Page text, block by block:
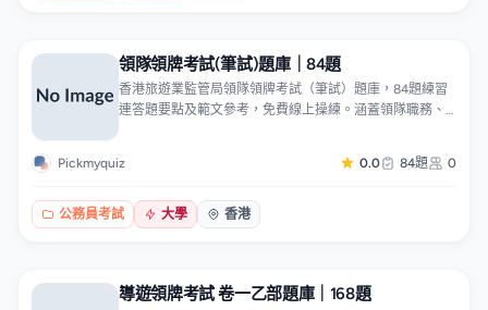
領隊領牌考試(筆試)題庫｜84題
香港旅遊業監管局領隊領牌考試（筆試）題庫，84題練習
連答題要點及範文參考，免費線上操練。涵蓋領隊職務、
式操練知識點，助你一次合格。題目按考點分類，可針對
Pickmyquiz 0.0 84題 0
公務員考試 大學 香港
導遊領牌考試 卷一乙部題庫｜168題